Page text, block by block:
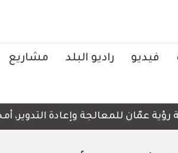
فيديو راديو البلد مشاريع
عمّان للمعالجة وإعادة التدوير،